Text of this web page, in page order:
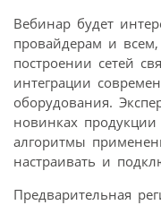
Вебинар будет
провайдерам и всем,
построении сетей
интеграции
оборудования.
новинках
алгоритмы
настраивать и
Предварительная